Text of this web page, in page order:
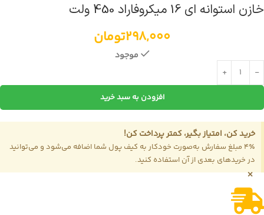
خازن استوانه ای 16 میکروفاراد 450 ولت
298,000تومان
موجود
افزودن به سبد خرید
خرید کن، امتیاز بگیر، کمتر پرداخت کن!
4٪ مبلغ سفارش به‌صورت خودکار به کیف پول شما اضافه می‌شود و می‌توانید
در خریدهای بعدی از آن استفاده کنید.
×